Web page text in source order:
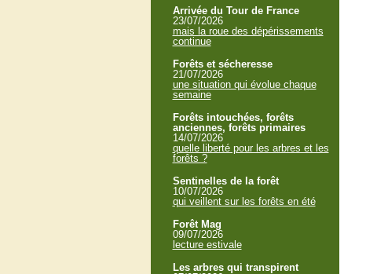
Arrivée du Tour de France
23/07/2026
mais la roue des dépérissements
continue
Forêts et sécheresse
21/07/2026
une situation qui évolue chaque
semaine
Forêts intouchées, forêts
anciennes, forêts primaires
14/07/2026
quelle liberté pour les arbres et les
forêts ?
Sentinelles de la forêt
10/07/2026
qui veillent sur les forêts en été
Forêt Mag
09/07/2026
lecture estivale
Les arbres qui transpirent